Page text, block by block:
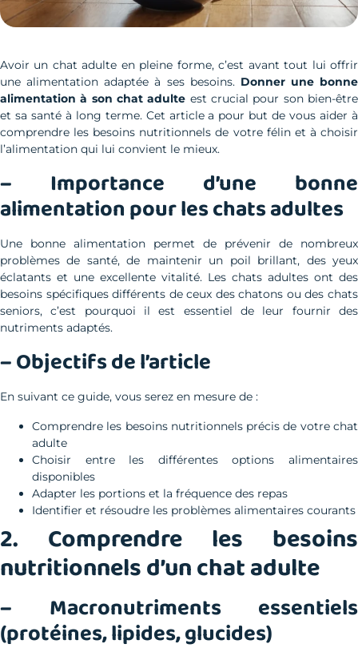
Avoir un chat adulte en pleine forme, c’est avant tout lui offrir
une alimentation adaptée à ses besoins.Donner une bonne
alimentation à son chat adulte est crucial pour son bien-être
et sa santé à long terme. Cet article a pour but de vous aider à
comprendre les besoins nutritionnels de votre félin et à choisir
l’alimentation qui lui convient le mieux.
– Importance d’une bonne
alimentation pour les chats adultes
Une bonne alimentation permet de prévenir de nombreux
problèmes de santé, de maintenir un poil brillant, des yeux
éclatants et une excellente vitalité. Les chats adultes ont des
besoins spécifiques différents de ceux des chatons ou des chats
seniors, c’est pourquoi il est essentiel de leur fournir des
nutriments adaptés.
– Objectifs de l’article
En suivant ce guide, vous serez en mesure de :
Comprendre les besoins nutritionnels précis de votre chat
adulte
Choisir entre les différentes options alimentaires
disponibles
Adapter les portions et la fréquence des repas
Identifier et résoudre les problèmes alimentaires courants
2. Comprendre les besoins
nutritionnels d’un chat adulte
– Macronutriments essentiels
(protéines, lipides, glucides)